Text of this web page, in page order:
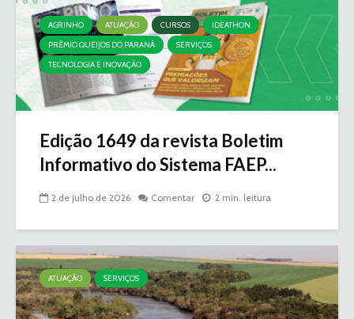
AGRINHO ATUAÇÃO CURSOS
IDEATHON
PRÊMIO QUEIJOS DO PARANÁ
SERVIÇOS
TECNOLOGIA E INOVAÇÃO
Edição 1649 da revista Boletim
Informativo do Sistema FAEP...
2 de julho de 2026 Comentar 2 min. leitura
ATUAÇÃO SERVIÇOS